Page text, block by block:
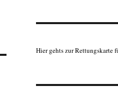
Hier gehts zur Rettungskarte